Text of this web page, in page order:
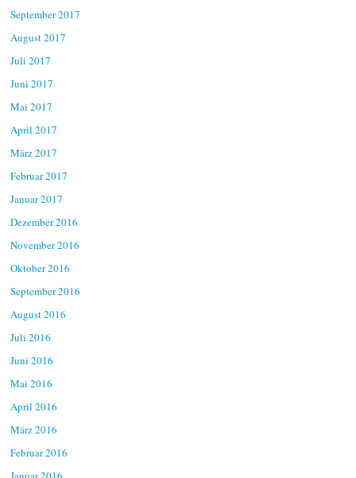
September 2017
August 2017
Juli 2017
Juni 2017
Mai 2017
April 2017
März 2017
Februar 2017
Januar 2017
Dezember 2016
November 2016
Oktober 2016
September 2016
August 2016
Juli 2016
Juni 2016
Mai 2016
April 2016
März 2016
Februar 2016